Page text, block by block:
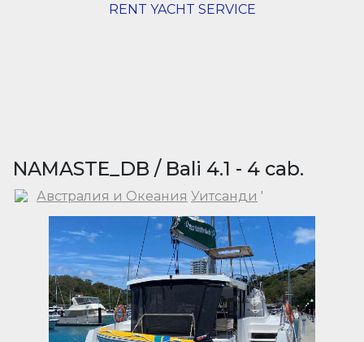
RENT YACHT SERVICE
NAMASTE_DB / Bali 4.1 - 4 cab.
Австралия и Океания Уитсанди '